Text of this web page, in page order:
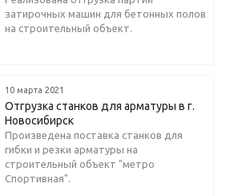
затирочных машин для бетонных полов
на строительный объект.
10 марта 2021
Отгрузка станков для арматуры в г.
Новосибирск
Произведена поставка станков для
гибки и резки арматуры на
строительный объект "метро
Спортивная".